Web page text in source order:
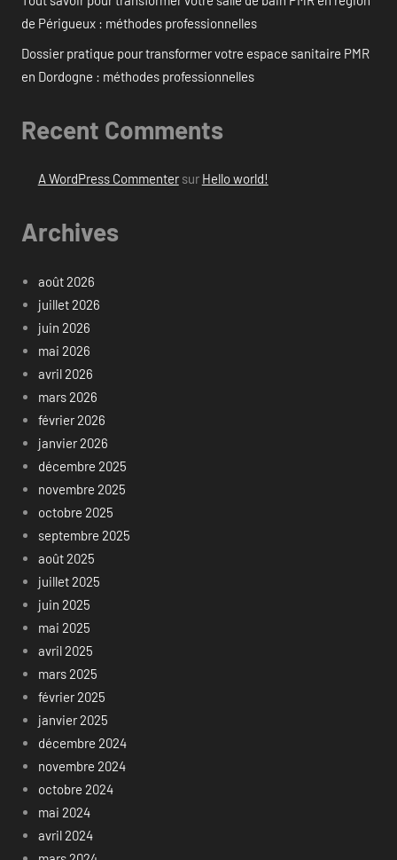
de Périgueux : méthodes professionnelles
Dossier pratique pour transformer votre espace sanitaire PMR
en Dordogne : méthodes professionnelles
Recent Comments
A WordPress Commentersur Hello world!
Archives
août 2026
juillet 2026
juin 2026
mai 2026
avril 2026
mars 2026
février 2026
janvier 2026
décembre 2025
novembre 2025
octobre 2025
septembre 2025
août 2025
juillet 2025
juin 2025
mai 2025
avril 2025
mars 2025
février 2025
janvier 2025
décembre 2024
novembre 2024
octobre 2024
mai 2024
avril 2024